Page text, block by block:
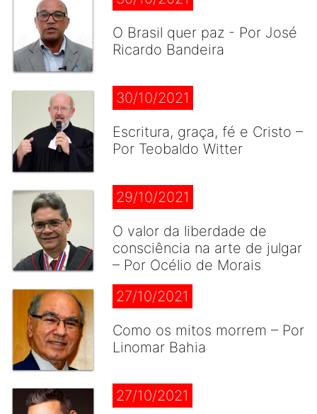
O Brasil quer paz - Por José
Ricardo Bandeira
30/10/2021
Escritura, graça, fé e Cristo –
Por Teobaldo Witter
29/10/2021
O valor da liberdade de
consciência na arte de julgar
– Por Océlio de Morais
27/10/2021
Como os mitos morrem – Por
Linomar Bahia
27/10/2021